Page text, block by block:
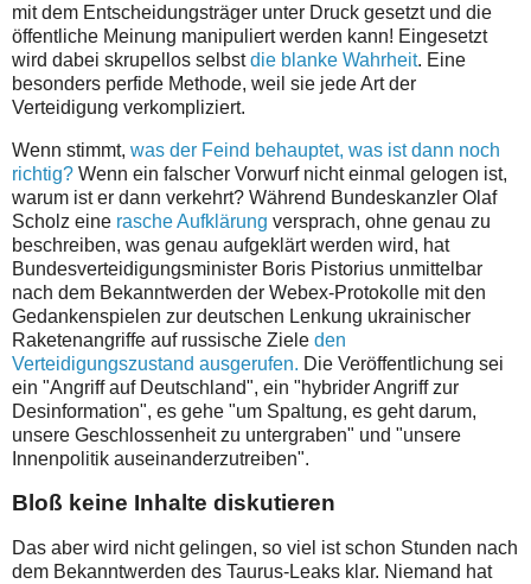
mit dem Entscheidungsträger unter Druck gesetzt und die
öffentliche Meinung manipuliert werden kann! Eingesetzt
wird dabei skrupellos selbstdie blanke Wahrheit. Eine
besonders perfide Methode, weil sie jede Art der
Verteidigung verkompliziert.
Wenn stimmt, was der Feind behauptet, was ist dann noch
richtig? Wenn ein falscher Vorwurf nicht einmal gelogen ist,
warum ist er dann verkehrt? Während Bundeskanzler Olaf
Scholz eine rasche Aufklärung versprach, ohne genau zu
beschreiben, was genau aufgeklärt werden wird, hat
Bundesverteidigungsminister Boris Pistorius unmittelbar
nach dem Bekanntwerden der Webex-Protokolle mit den
Gedankenspielen zur deutschen Lenkung ukrainischer
Raketenangriffe auf russische Ziele den
Verteidigungszustand ausgerufen. Die Veröffentlichung sei
ein "Angriff auf Deutschland", ein "hybrider Angriff zur
Desinformation", es gehe "um Spaltung, es geht darum,
unsere Geschlossenheit zu untergraben" und "unsere
Innenpolitik auseinanderzutreiben".
Bloß keine Inhalte diskutieren
Das aber wird nicht gelingen, so viel ist schon Stunden nach
dem Bekanntwerden des Taurus-Leaks klar. Niemand hat